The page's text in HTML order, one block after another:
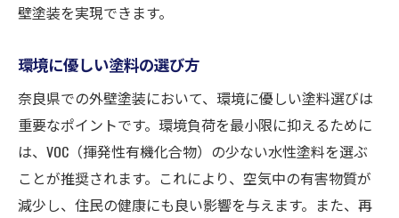
壁塗装を実現できます。
環境に優しい塗料の選び方
奈良県での外壁塗装において、環境に優しい塗料選びは
重要なポイントです。環境負荷を最小限に抑えるために
は、VOC（揮発性有機化合物）の少ない水性塗料を選ぶ
ことが推奨されます。これにより、空気中の有害物質が
減少し、住民の健康にも良い影響を与えます。また、再